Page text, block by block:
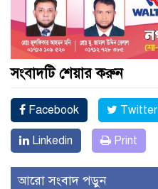
সংবাদটি শেয়ার করুন
Facebook Twitter
Linkedin Print
আরো সংবাদ পড়ুন